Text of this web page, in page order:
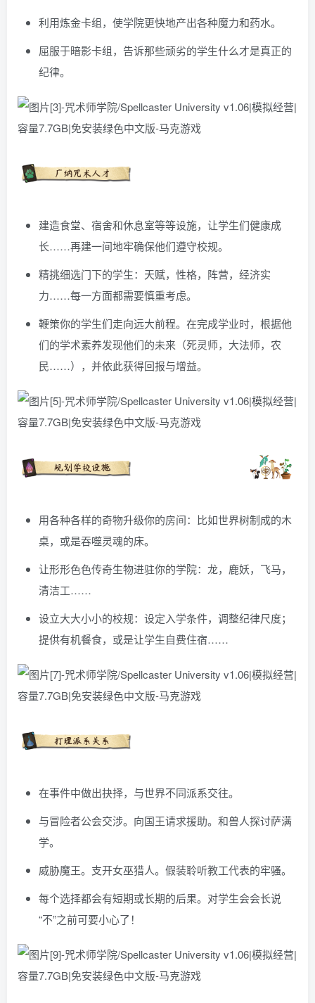
利用炼金卡组，使学院更快地产出各种魔力和药水。
屈服于暗影卡组，告诉那些顽劣的学生什么才是真正的
纪律。
建造食堂、宿舍和休息室等等设施，让学生们健康成
长……再建一间地牢确保他们遵守校规。
精挑细选门下的学生：天赋，性格，阵营，经济实
力……每一方面都需要慎重考虑。
鞭策你的学生们走向远大前程。在完成学业时，根据他
们的学术素养发现他们的未来（死灵师，大法师，农
民……），并依此获得回报与增益。
用各种各样的奇物升级你的房间：比如世界树制成的木
桌，或是吞噬灵魂的床。
让形形色色传奇生物进驻你的学院：龙，鹿妖，飞马，
清洁工……
设立大大小小的校规：设定入学条件，调整纪律尺度；
提供有机餐食，或是让学生自费住宿……
在事件中做出抉择，与世界不同派系交往。
与冒险者公会交涉。向国王请求援助。和兽人探讨萨满
学。
威胁魔王。支开女巫猎人。假装聆听教工代表的牢骚。
每个选择都会有短期或长期的后果。对学生会会长说
“不”之前可要小心了！